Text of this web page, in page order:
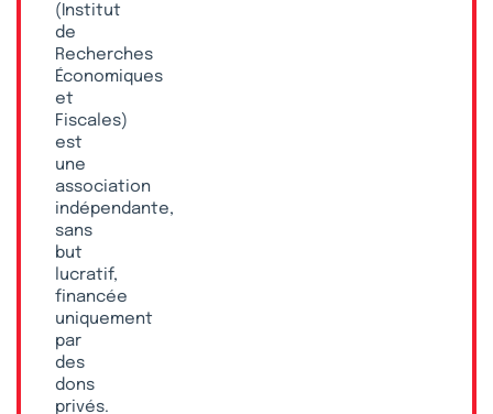
(Institut
de
Recherches
Économiques
et
Fiscales)
est
une
association
indépendante,
sans
but
lucratif,
financée
uniquement
par
des
dons
privés.